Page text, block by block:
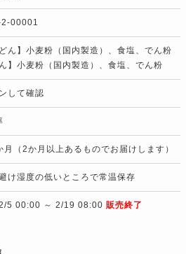
00001
ん】小麦粉（国内製造）、食塩、でん粉
】小麦粉（国内製造）、食塩、でん粉
して確認
月（2か月以上あるものでお届けします）
け湿度の低いところで常温保存
5 00:00 ～ 2/19 08:00 販売終了